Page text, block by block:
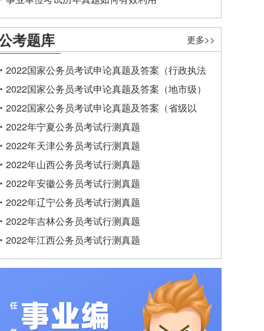
考题库 更多>>
2022国家公务员考试申论真题及答案（行政执法
类）
2022国家公务员考试申论真题及答案（地市级）
2022国家公务员考试申论真题及答案（省级以
上）
2022年宁夏公务员考试行测真题
2022年天津公务员考试行测真题
2022年山西公务员考试行测真题
2022年安徽公务员考试行测真题
2022年辽宁公务员考试行测真题
2022年吉林公务员考试行测真题
2022年江西公务员考试行测真题